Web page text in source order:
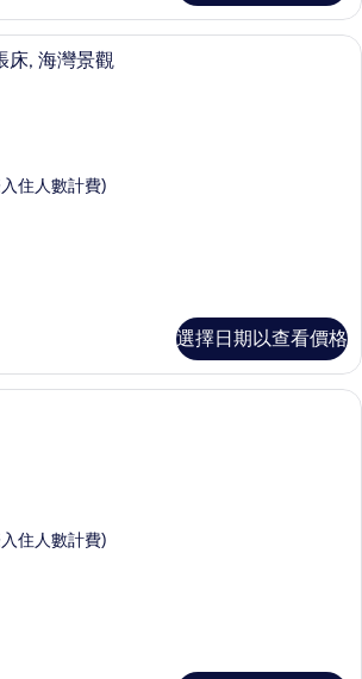
極品開放式客房, 多張床, 海灣景觀 | 起
床, 海灣景觀
住人數計費)
選擇日期以查看價格
住人數計費)